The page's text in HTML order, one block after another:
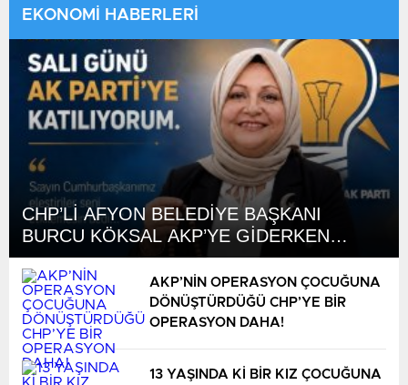
EKONOMİ HABERLERİ
CHP’Lİ AFYON BELEDİYE BAŞKANI
BURCU KÖKSAL AKP’YE GİDERKEN
BELEDİYEYİ DE GÖTÜRÜYOR!
AKP’NİN OPERASYON ÇOCUĞUNA
DÖNÜŞTÜRDÜĞÜ CHP’YE BİR
OPERASYON DAHA!
13 YAŞINDA Kİ BİR KIZ ÇOCUĞUNA